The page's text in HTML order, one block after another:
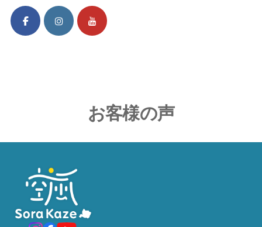
お客様の声